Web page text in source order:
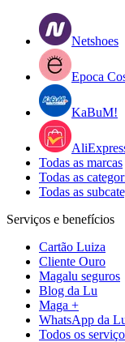
Netshoes
Epoca
KaBuM!
Todas as marcas
Todas as
Todas as
Serviços e benefícios
Cartão Luiza
Cliente Ouro
Magalu seguros
Blog da Lu
Maga +
WhatsApp da
Todos os